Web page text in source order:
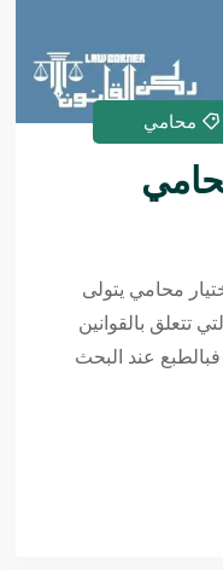
محامي
محامي يتولى
تتعلق بالقوانين
فبالطبع عند البحث